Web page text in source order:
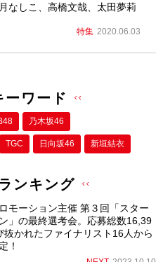
なしこ、高橋文哉、太田夢莉
特集 2020.06.03
ーワード
乃木坂46
TGC 日向坂46 新垣結衣
ンキング
モーション主催 第３回「スター
」の最終選考会。応募総数16,39
抜かれたファイナリスト16人から
！